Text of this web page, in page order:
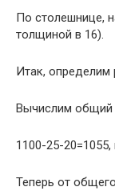
По столешнице,
толщиной в 16).
Итак,
Вычислим общий
1100-25-
Теперь от